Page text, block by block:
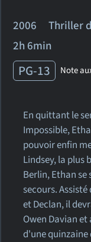
2006 Thriller
2h 6min
PG-13 Note
En quittant le
Impossible,
pouvoir enfin
Lindsey, la plus
Berlin, Ethan
secours.
et Declan, il
Owen Davian
d'une quinzaine